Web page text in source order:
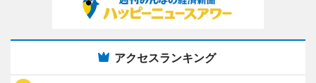
アクセスランキング